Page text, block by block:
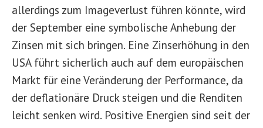
allerdings zum Imageverlust führen könnte, wird
der September eine symbolische Anhebung der
Zinsen mit sich bringen. Eine Zinserhöhung in den
USA führt sicherlich auch auf dem europäischen
Markt für eine Veränderung der Performance, da
der deflationäre Druck steigen und die Renditen
leicht senken wird. Positive Energien sind seit der